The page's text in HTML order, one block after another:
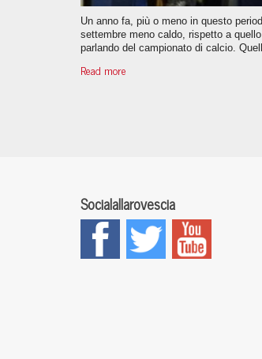
Un anno fa, più o meno in questo
settembre meno caldo, rispetto a
parlando del campionato di calcio.
Read more
Socialallarovescia